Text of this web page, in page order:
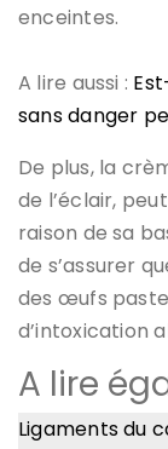
enceintes.
A lire aussi :
sans danger
De plus, la
de l’éclair,
raison de sa
de s’assurer
des œufs
d’intoxication
A lire
Ligaments du